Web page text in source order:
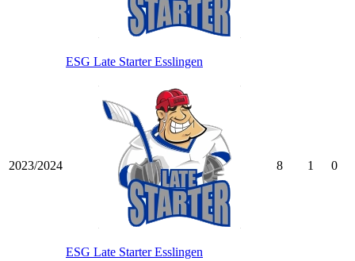
ESG Late Starter Esslingen
2023/2024
ESG Late Starter Esslingen
8 1 0